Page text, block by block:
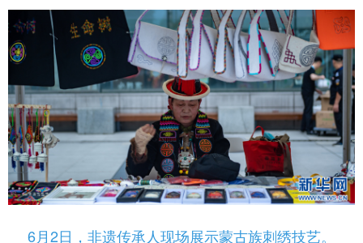
6月2日，非遗传承人现场展示蒙古族刺绣技艺。